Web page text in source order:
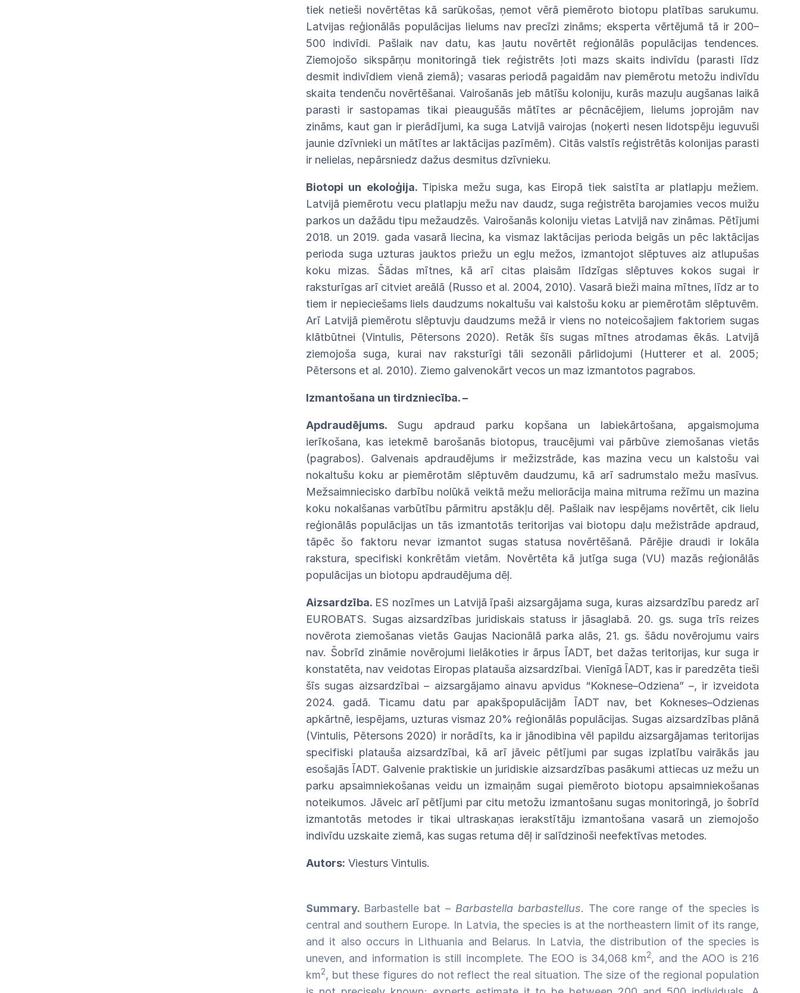
tiek netieši novērtētas kā sarūkošas, ņemot vērā piemēroto biotopu platības sarukumu.
Latvijas reģionālās populācijas lielums nav precīzi zināms; eksperta vērtējumā tā ir 200–
500 indivīdi. Pašlaik nav datu, kas ļautu novērtēt reģionālās populācijas tendences.
Ziemojošo sikspārņu monitoringā tiek reģistrēts ļoti mazs skaits indivīdu (parasti līdz
desmit indivīdiem vienā ziemā); vasaras periodā pagaidām nav piemērotu metožu indivīdu
skaita tendenču novērtēšanai. Vairošanās jeb mātīšu koloniju, kurās mazuļu augšanas laikā
parasti ir sastopamas tikai pieaugušās mātītes ar pēcnācējiem, lielums joprojām nav
zināms, kaut gan ir pierādījumi, ka suga Latvijā vairojas (noķerti nesen lidotspēju ieguvuši
jaunie dzīvnieki un mātītes ar laktācijas pazīmēm). Citās valstīs reģistrētās kolonijas parasti
ir nelielas, nepārsniedz dažus desmitus dzīvnieku.
Biotopi un ekoloģija. Tipiska mežu suga, kas Eiropā tiek saistīta ar platlapju mežiem.
Latvijā piemērotu vecu platlapju mežu nav daudz, suga reģistrēta barojamies vecos muižu
parkos un dažādu tipu mežaudzēs. Vairošanās koloniju vietas Latvijā nav zināmas. Pētījumi
2018. un 2019. gada vasarā liecina, ka vismaz laktācijas perioda beigās un pēc laktācijas
perioda suga uzturas jauktos priežu un egļu mežos, izmantojot slēptuves aiz atlupušas
koku mizas. Šādas mītnes, kā arī citas plaisām līdzīgas slēptuves kokos sugai ir
raksturīgas arī citviet areālā (Russo et al. 2004, 2010). Vasarā bieži maina mītnes, līdz ar to
tiem ir nepieciešams liels daudzums nokaltušu vai kalstošu koku ar piemērotām slēptuvēm.
Arī Latvijā piemērotu slēptuvju daudzums mežā ir viens no noteicošajiem faktoriem sugas
klātbūtnei (Vintulis, Pētersons 2020). Retāk šīs sugas mītnes atrodamas ēkās. Latvijā
ziemojoša suga, kurai nav raksturīgi tāli sezonāli pārlidojumi (Hutterer et al. 2005;
Pētersons et al. 2010). Ziemo galvenokārt vecos un maz izmantotos pagrabos.
Izmantošana un tirdzniecība. –
Apdraudējums. Sugu apdraud parku kopšana un labiekārtošana, apgaismojuma
ierīkošana, kas ietekmē barošanās biotopus, traucējumi vai pārbūve ziemošanas vietās
(pagrabos). Galvenais apdraudējums ir mežizstrāde, kas mazina vecu un kalstošu vai
nokaltušu koku ar piemērotām slēptuvēm daudzumu, kā arī sadrumstalo mežu masīvus.
Mežsaimniecisko darbību nolūkā veiktā mežu meliorācija maina mitruma režīmu un mazina
koku nokalšanas varbūtību pārmitru apstākļu dēļ. Pašlaik nav iespējams novērtēt, cik lielu
reģionālās populācijas un tās izmantotās teritorijas vai biotopu daļu mežistrāde apdraud,
tāpēc šo faktoru nevar izmantot sugas statusa novērtēšanā. Pārējie draudi ir lokāla
rakstura, specifiski konkrētām vietām. Novērtēta kā jutīga suga (VU) mazās reģionālās
populācijas un biotopu apdraudējuma dēļ.
Aizsardzība. ES nozīmes un Latvijā īpaši aizsargājama suga, kuras aizsardzību paredz arī
EUROBATS. Sugas aizsardzības juridiskais statuss ir jāsaglabā. 20. gs. suga trīs reizes
novērota ziemošanas vietās Gaujas Nacionālā parka alās, 21. gs. šādu novērojumu vairs
nav. Šobrīd zināmie novērojumi lielākoties ir ārpus ĪADT, bet dažas teritorijas, kur suga ir
konstatēta, nav veidotas Eiropas platauša aizsardzībai. Vienīgā ĪADT, kas ir paredzēta tieši
šīs sugas aizsardzībai – aizsargājamo ainavu apvidus “Koknese–Odziena” –, ir izveidota
2024. gadā. Ticamu datu par apakšpopulācijām ĪADT nav, bet Kokneses–Odzienas
apkārtnē, iespējams, uzturas vismaz 20% reģionālās populācijas. Sugas aizsardzības plānā
(Vintulis, Pētersons 2020) ir norādīts, ka ir jānodibina vēl papildu aizsargājamas teritorijas
specifiski platauša aizsardzībai, kā arī jāveic pētījumi par sugas izplatību vairākās jau
esošajās ĪADT. Galvenie praktiskie un juridiskie aizsardzības pasākumi attiecas uz mežu un
parku apsaimniekošanas veidu un izmaiņām sugai piemēroto biotopu apsaimniekošanas
noteikumos. Jāveic arī pētījumi par citu metožu izmantošanu sugas monitoringā, jo šobrīd
izmantotās metodes ir tikai ultraskaņas ierakstītāju izmantošana vasarā un ziemojošo
indivīdu uzskaite ziemā, kas sugas retuma dēļ ir salīdzinoši neefektīvas metodes.
Autors: Viesturs Vintulis.
Summary. Barbastelle bat – Barbastella barbastellus. The core range of the species is
central and southern Europe. In Latvia, the species is at the northeastern limit of its range,
and it also occurs in Lithuania and Belarus. In Latvia, the distribution of the species is
uneven, and information is still incomplete. The EOO is 34,068 km2, and the AOO is 216
km2, but these figures do not reflect the real situation. The size of the regional population